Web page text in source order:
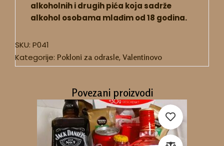
alkoholnih i drugih pića koja sadrže
alkohol osobama mlađim od 18 godina.
SKU: P041
Kategorije: Pokloni za odrasle, Valentinovo
Povezani proizvodi